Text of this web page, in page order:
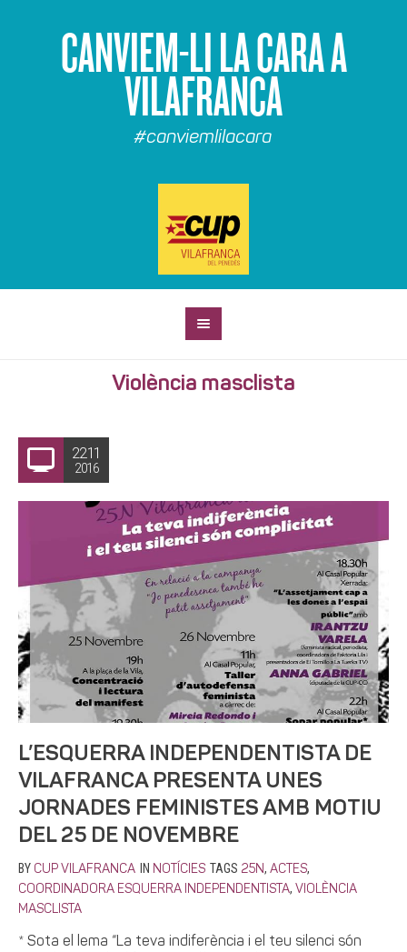
CANVIEM-LI LA CARA A
VILAFRANCA
#canviemlilacara
Violència masclista
22.11
2016
L’ESQUERRA INDEPENDENTISTA DE
VILAFRANCA PRESENTA UNES
JORNADES FEMINISTES AMB MOTIU
DEL 25 DE NOVEMBRE
BY CUP VILAFRANCA IN NOTÍCIES TAGS 25N, ACTES,
COORDINADORA ESQUERRA INDEPENDENTISTA, VIOLÈNCIA
MASCLISTA
* Sota el lema “La teva indiferència i el teu silenci són